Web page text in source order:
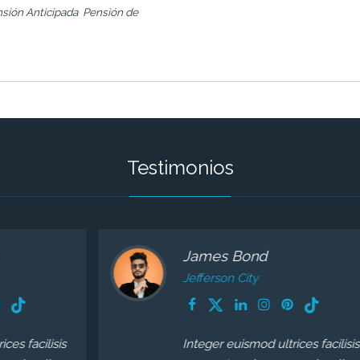
Anticipada Pensión de
Testimonios
James Bond
Jefferson City
Integer euismod ultrices facilisis